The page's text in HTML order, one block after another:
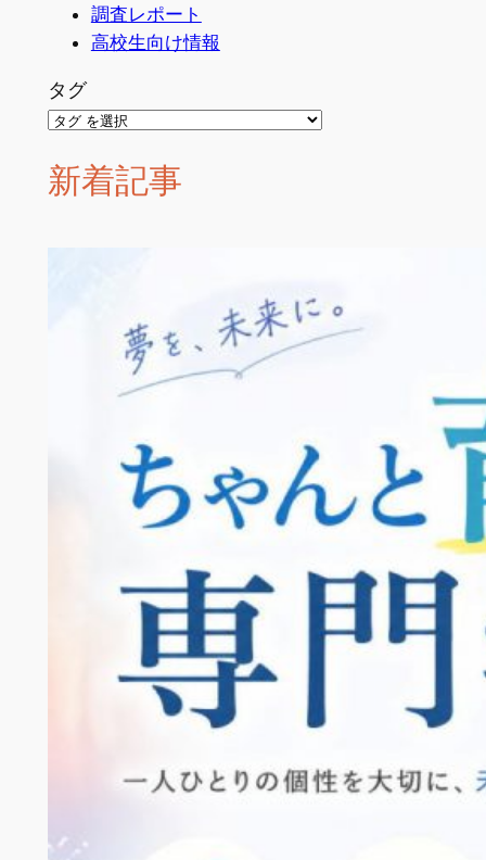
調査レポート
高校生向け情報
タグ
新着記事